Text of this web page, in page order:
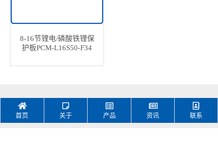
8-16节锂电/磷酸铁锂保
护板PCM-L16S50-F34
首页 关于 产品 资讯 联系